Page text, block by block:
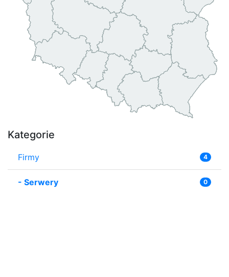
Kategorie
Firmy 4
- Serwery 0